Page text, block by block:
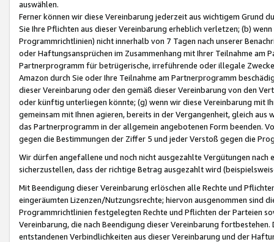
auswählen.
Ferner können wir diese Vereinbarung jederzeit aus wichtigem Grund
Sie Ihre Pflichten aus dieser Vereinbarung erheblich verletzen; (b)
Programmrichtlinien) nicht innerhalb von 7 Tagen nach unserer
oder Haftungsansprüchen im Zusammenhang mit Ihrer Teilnahme am
Partnerprogramm für betrügerische, irreführende oder illegale
Amazon durch Sie oder Ihre Teilnahme am Partnerprogramm
dieser Vereinbarung oder den gemäß dieser Vereinbarung von den
oder künftig unterliegen könnte; (g) wenn wir diese Vereinbarung mit
gemeinsam mit Ihnen agieren, bereits in der Vergangenheit, gleich
das Partnerprogramm in der allgemein angebotenen Form beenden.
gegen die Bestimmungen der Ziffer 5 und jeder Verstoß gegen die
Wir dürfen angefallene und noch nicht ausgezahlte Vergütungen
sicherzustellen, dass der richtige Betrag ausgezahlt wird
Mit Beendigung dieser Vereinbarung erlöschen alle Rechte und
eingeräumten Lizenzen/Nutzungsrechte; hiervon ausgenommen sind
Programmrichtlinien festgelegten Rechte und Pflichten der Parteien
Vereinbarung, die nach Beendigung dieser Vereinbarung
entstandenen Verbindlichkeiten aus dieser Vereinbarung und der